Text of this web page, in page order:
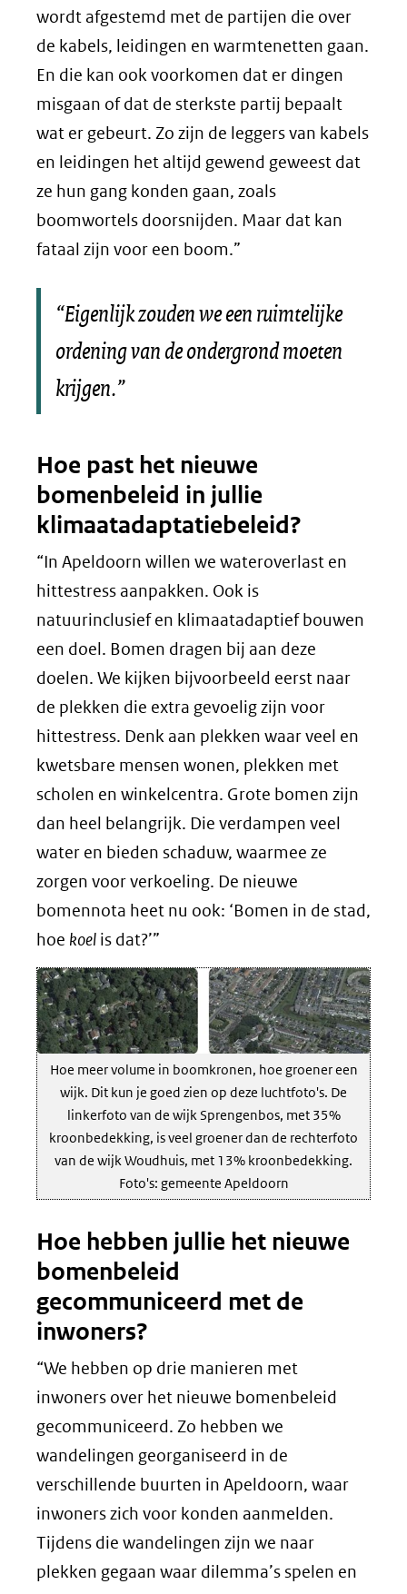
wordt afgestemd met de partijen die over
de kabels, leidingen en warmtenetten gaan.
En die kan ook voorkomen dat er dingen
misgaan of dat de sterkste partij bepaalt
wat er gebeurt. Zo zijn de leggers van kabels
en leidingen het altijd gewend geweest dat
ze hun gang konden gaan, zoals
boomwortels doorsnijden. Maar dat kan
fataal zijn voor een boom.”
“Eigenlijk zouden we een ruimtelijke
ordening van de ondergrond moeten
krijgen.”
Hoe past het nieuwe
bomenbeleid in jullie
klimaatadaptatiebeleid?
“In Apeldoorn willen we wateroverlast en
hittestress aanpakken. Ook is
natuurinclusief en klimaatadaptief bouwen
een doel. Bomen dragen bij aan deze
doelen. We kijken bijvoorbeeld eerst naar
de plekken die extra gevoelig zijn voor
hittestress. Denk aan plekken waar veel en
kwetsbare mensen wonen, plekken met
scholen en winkelcentra. Grote bomen zijn
dan heel belangrijk. Die verdampen veel
water en bieden schaduw, waarmee ze
zorgen voor verkoeling. De nieuwe
bomennota heet nu ook: ‘Bomen in de stad,
hoe koel is dat?’”
Hoe meer volume in boomkronen, hoe groener een
wijk. Dit kun je goed zien op deze luchtfoto's. De
linkerfoto van de wijk Sprengenbos, met 35%
kroonbedekking, is veel groener dan de rechterfoto
van de wijk Woudhuis, met 13% kroonbedekking.
Foto's: gemeente Apeldoorn
Hoe hebben jullie het nieuwe
bomenbeleid
gecommuniceerd met de
inwoners?
“We hebben op drie manieren met
inwoners over het nieuwe bomenbeleid
gecommuniceerd. Zo hebben we
wandelingen georganiseerd in de
verschillende buurten in Apeldoorn, waar
inwoners zich voor konden aanmelden.
Tijdens die wandelingen zijn we naar
plekken gegaan waar dilemma’s spelen en